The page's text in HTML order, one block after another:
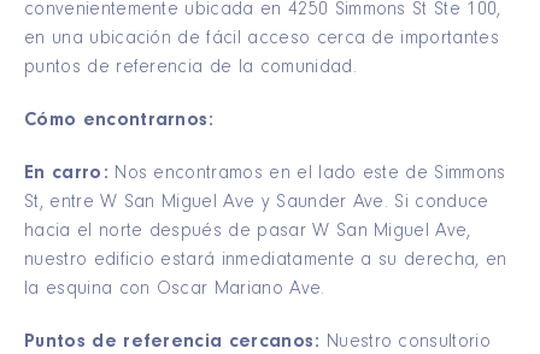
convenientemente ubicada en 4250 Simmons St Ste 100,
en una ubicación de fácil acceso cerca de importantes
puntos de referencia de la comunidad.
Cómo encontrarnos:
En carro: Nos encontramos en el lado este de Simmons
St, entre W San Miguel Ave y Saunder Ave. Si conduce
hacia el norte después de pasar W San Miguel Ave,
nuestro edificio estará inmediatamente a su derecha, en
la esquina con Oscar Mariano Ave.
Puntos de referencia cercanos: Nuestro consultorio